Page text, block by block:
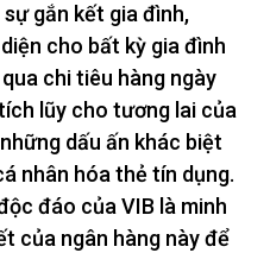
gắn kết gia đình,
cho bất kỳ gia đình
chi tiêu hàng ngày
lũy cho tương lai của
dấu ấn khác biệt
nhân hóa thẻ tín dụng.
đáo của VIB là minh
của ngân hàng này để